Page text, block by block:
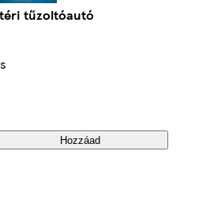
tűzoltóautó
Hozzáad